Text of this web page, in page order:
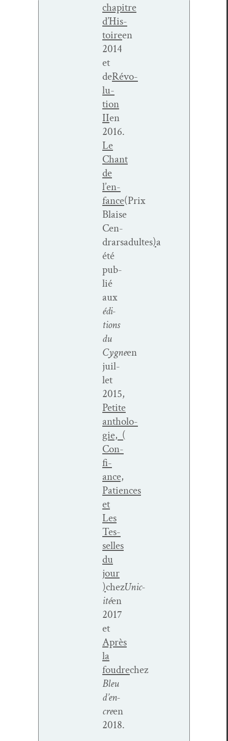
chapitre
d’His­
toireen
2014
et
deRévo­
lu­
tion
IIen
2016.
Le
Chant
de
l’en­
fance(Prix
Blaise
Cen­
drarsadultes)a
été
pub­
lié
aux
édi­
tions
du
Cygneen
juil­
let
2015,
Petite
antholo­
gie, (
Con­
fi­
ance,
Patiences
et
Les
Tes­
selles
du
jour
)chezUnic­
itéen
2017
et
Après
la
foudrechez
Bleu
d’en­
creen
2018.